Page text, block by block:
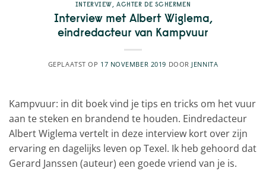
INTERVIEW ,ACHTER DE SCHERMEN
Interview met Albert Wiglema,
eindredacteur van Kampvuur
GEPLAATST OP 17 NOVEMBER 2019 DOOR JENNITA
Kampvuur: in dit boek vind je tips en tricks om het vuur
aan te steken en brandend te houden. Eindredacteur
Albert Wiglema vertelt in deze interview kort over zijn
ervaring en dagelijks leven op Texel. Ik heb gehoord dat
Gerard Janssen (auteur) een goede vriend van je is.